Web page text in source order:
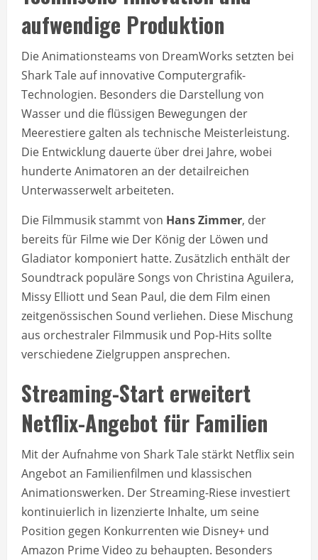
aufwendige Produktion
Die Animationsteams von DreamWorks setzten bei
Shark Tale auf innovative Computergrafik-
Technologien. Besonders die Darstellung von
Wasser und die flüssigen Bewegungen der
Meerestiere galten als technische Meisterleistung.
Die Entwicklung dauerte über drei Jahre, wobei
hunderte Animatoren an der detailreichen
Unterwasserwelt arbeiteten.
Die Filmmusik stammt von Hans Zimmer, der
bereits für Filme wie Der König der Löwen und
Gladiator komponiert hatte. Zusätzlich enthält der
Soundtrack populäre Songs von Christina Aguilera,
Missy Elliott und Sean Paul, die dem Film einen
zeitgenössischen Sound verliehen. Diese Mischung
aus orchestraler Filmmusik und Pop-Hits sollte
verschiedene Zielgruppen ansprechen.
Streaming-Start erweitert
Netflix-Angebot für Familien
Mit der Aufnahme von Shark Tale stärkt Netflix sein
Angebot an Familienfilmen und klassischen
Animationswerken. Der Streaming-Riese investiert
kontinuierlich in lizenzierte Inhalte, um seine
Position gegen Konkurrenten wie Disney+ und
Amazon Prime Video zu behaupten. Besonders